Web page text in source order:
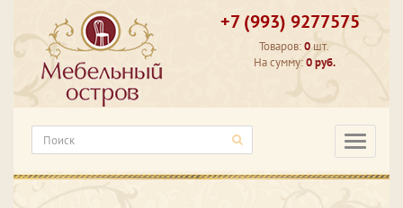
+7 (993) 9277575
Товаров:0 шт.
На сумму:0 руб.